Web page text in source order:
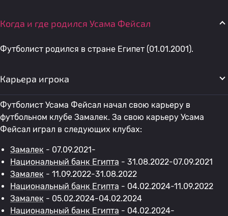
Когда и где родился Усама Фейсал
Футболист родился в стране Египет (01.01.2001).
Карьера игрока
Футболист Усама Фейсал начал свою карьеру в
футбольном клубе Замалек. За свою карьеру Усама
Фейсал играл в следующих клубах:
Замалек - 07.09.2021-
Национальный банк Египта - 31.08.2022-07.09.2021
Замалек - 11.09.2022-31.08.2022
Национальный банк Египта - 04.02.2024-11.09.2022
Замалек - 05.02.2024-04.02.2024
Национальный банк Египта - 04.02.2024-